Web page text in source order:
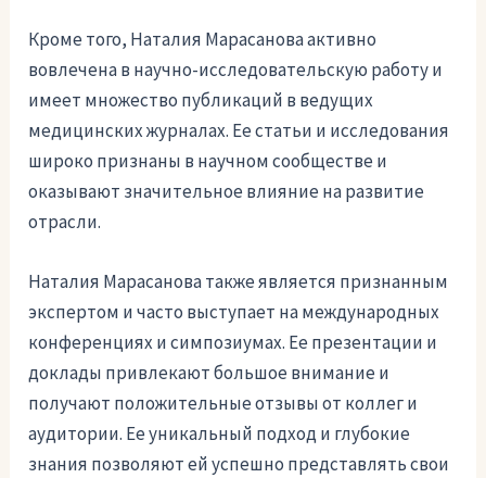
Кроме того, Наталия Марасанова активно
вовлечена в научно-исследовательскую работу и
имеет множество публикаций в ведущих
медицинских журналах. Ее статьи и исследования
широко признаны в научном сообществе и
оказывают значительное влияние на развитие
отрасли.
Наталия Марасанова также является признанным
экспертом и часто выступает на международных
конференциях и симпозиумах. Ее презентации и
доклады привлекают большое внимание и
получают положительные отзывы от коллег и
аудитории. Ее уникальный подход и глубокие
знания позволяют ей успешно представлять свои